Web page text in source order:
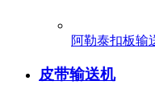
阿勒泰扣板输
皮带输送机